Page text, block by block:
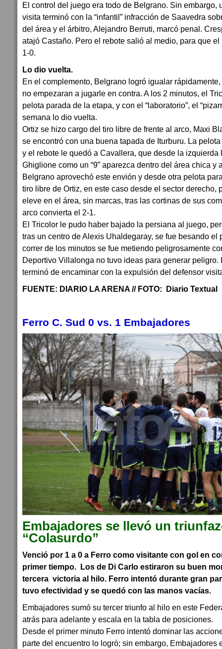
El control del juego era todo de Belgrano. Sin embargo,
visita terminó con la “infantil” infracción de Saavedra
del área y el árbitro, Alejandro Berruti, marcó penal.
atajó Castaño. Pero el rebote salió al medio, para que
1-0.
Lo dio vuelta.
En el complemento, Belgrano logró igualar
no empezaran a jugarle en contra. A los 2 minutos, el
pelota parada de la etapa, y con el “laboratorio”, el
semana lo dio vuelta.
Ortiz se hizo cargo del tiro libre de frente al arco, Maxi
se encontró con una buena tapada de Iturburu. La
y el rebote le quedó a Cavallera, que desde la izquierda
Ghiglione como un “9” aparezca dentro del área chica y
Belgrano aprovechó este envión y desde otra pelota
tiro libre de Ortiz, en este caso desde el sector derecho,
eleve en el área, sin marcas, tras las cortinas de sus
arco convierta el 2-1.
El Tricolor le pudo haber bajado la persiana al juego,
tras un centro de Alexis Uhaldegaray, se fue besando el
correr de los minutos se fue metiendo peligrosamente
Deportivo Villalonga no tuvo ideas para generar peligro.
terminó de encaminar con la expulsión del defensor
FUENTE: DIARIO LA ARENA // FOTO: Diario Textual
Ferro C. Sud 0 vs. 1 Embajadores
Embajadores se llevó un
“Colasurdo”
Venció por 1 a 0 a Ferro como visitante con gol en
primer tiempo. Los de Di Carlo estiraron su buen
tercera victoria al hilo. Ferro intentó durante gran
tuvo efectividad y se quedó con las manos vacías.
Embajadores sumó su tercer triunfo al hilo en este
atrás para adelante y escala en la tabla de posiciones.
Desde el primer minuto Ferro intentó dominar las
parte del encuentro lo logró; sin embargo, Embajadores